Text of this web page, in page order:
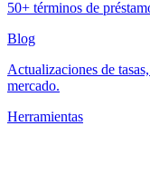
50+ términos de
Blog
Actualizaciones de
mercado.
Herramientas